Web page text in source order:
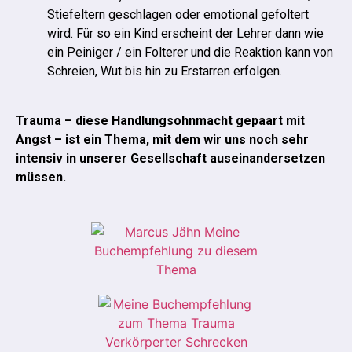
Stiefeltern geschlagen oder emotional gefoltert
wird. Für so ein Kind erscheint der Lehrer dann wie
ein Peiniger / ein Folterer und die Reaktion kann von
Schreien, Wut bis hin zu Erstarren erfolgen.
Trauma – diese Handlungsohnmacht gepaart mit
Angst – ist ein Thema, mit dem wir uns noch sehr
intensiv in unserer Gesellschaft auseinandersetzen
müssen.